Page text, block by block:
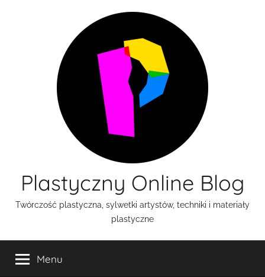
Plastyczny Online Blog
Twórczość plastyczna, sylwetki artystów, techniki i materiały
plastyczne
Menu